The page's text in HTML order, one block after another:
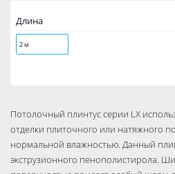
Длина
2 м
Потолочный плинтус серии LX
отделки плиточного или натяжного
нормальной влажностью. Данный
экструзионного пенополистирола.